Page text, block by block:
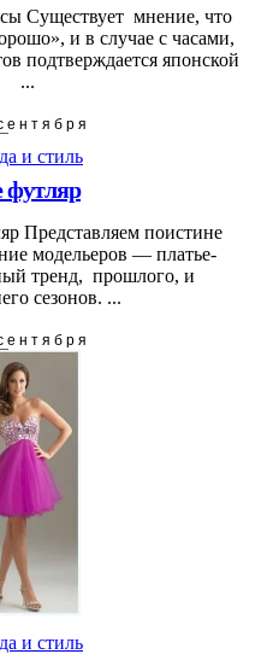
Существует мнение, что
и в случае с часами,
подтверждается японской
...
и стиль
футляр
Представляем поистине
модельеров — платье-
тренд, прошлого, и
сезонов. ...
и стиль